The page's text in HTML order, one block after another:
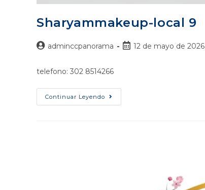
Sharyammakeup-local 9
adminccpanorama 12 de mayo de 2026
telefono: 302 8514266
Continuar Leyendo